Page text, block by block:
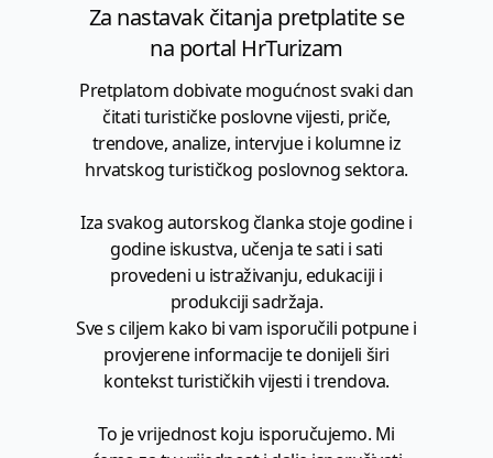
Za nastavak čitanja pretplatite se
na portal HrTurizam
Pretplatom dobivate mogućnost svaki dan
čitati turističke poslovne vijesti, priče,
trendove, analize, intervjue i kolumne iz
hrvatskog turističkog poslovnog sektora.
Iza svakog autorskog članka stoje godine i
godine iskustva, učenja te sati i sati
provedeni u istraživanju, edukaciji i
produkciji sadržaja.
Sve s ciljem kako bi vam isporučili potpune i
provjerene informacije te donijeli širi
kontekst turističkih vijesti i trendova.
To je vrijednost koju isporučujemo. Mi